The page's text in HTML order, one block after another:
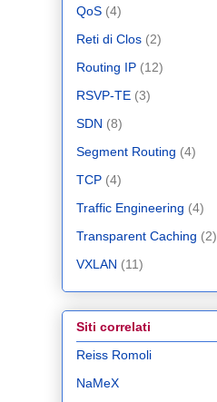
QoS (4)
Reti di Clos (2)
Routing IP (12)
RSVP-TE (3)
SDN (8)
Segment Routing (4)
TCP (4)
Traffic Engineering (4)
Transparent Caching (2)
VXLAN (11)
Siti correlati
Reiss Romoli
NaMeX